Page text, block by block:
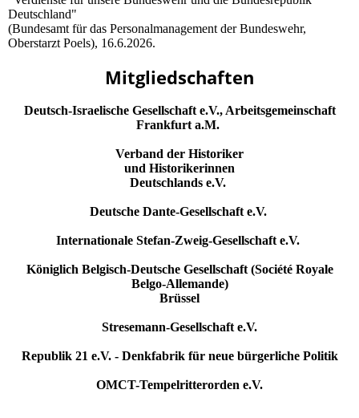
Deutschland"
(Bundesamt für das Personalmanagement der Bundeswehr,
Oberstarzt Poels), 16.6.2026.
Mitgliedschaften
Deutsch-Israelische Gesellschaft e.V., Arbeitsgemeinschaft
Frankfurt a.M.
Verband der Historiker
und Historikerinnen
Deutschlands e.V.
Deutsche Dante-Gesellschaft e.V.
Internationale Stefan-Zweig-Gesellschaft e.V.
Königlich Belgisch-Deutsche Gesellschaft (Société Royale
Belgo-Allemande)
Brüssel
Stresemann-Gesellschaft e.V.
Republik 21 e.V. - Denkfabrik für neue bürgerliche Politik
OMCT-Tempelritterorden e.V.